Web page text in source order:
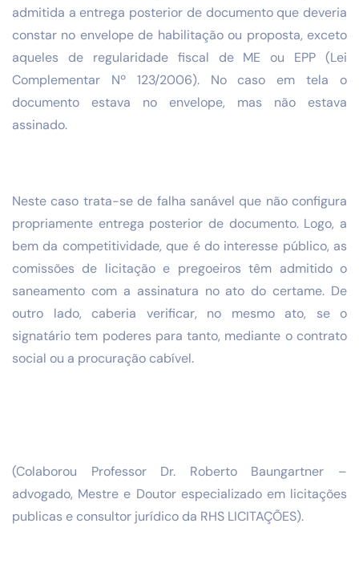
admitida a entrega posterior de documento que deveria
constar no envelope de habilitação ou proposta, exceto
aqueles de regularidade fiscal de ME ou EPP (Lei
Complementar Nº 123/2006). No caso em tela o
documento estava no envelope, mas não estava
assinado.
Neste caso trata-se de falha sanável que não configura
propriamente entrega posterior de documento. Logo, a
bem da competitividade, que é do interesse público, as
comissões de licitação e pregoeiros têm admitido o
saneamento com a assinatura no ato do certame. De
outro lado, caberia verificar, no mesmo ato, se o
signatário tem poderes para tanto, mediante o contrato
social ou a procuração cabível.
(Colaborou Professor Dr. Roberto Baungartner –
advogado, Mestre e Doutor especializado em licitações
publicas e consultor jurídico da RHS LICITAÇÕES).